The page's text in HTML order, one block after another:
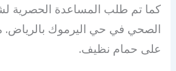
كما تم طلب المساعدة الحصرية
الصحي في حي اليرموك
على حمام نظيف.